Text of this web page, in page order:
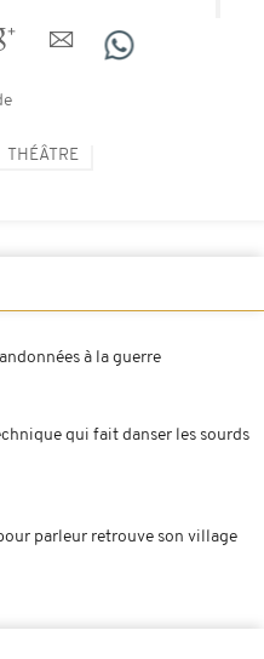
THÉÂTRE
à la guerre
qui fait danser les sourds
parleur retrouve son village